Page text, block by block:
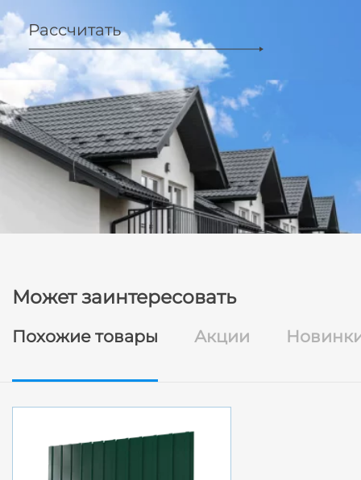
Рассчитать
Может заинтересовать
Похожие товары Акции